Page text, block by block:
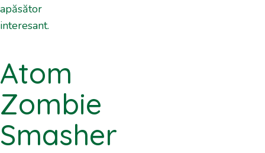
apăsător
interesant.
Atom
Zombie
Smasher